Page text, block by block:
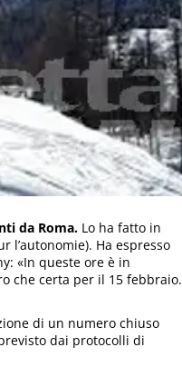
da Roma. Lo ha fatto in
l’autonomie). Ha espresso
«In queste ore è in
che certa per il 15 febbraio.
di un numero chiuso
dai protocolli di